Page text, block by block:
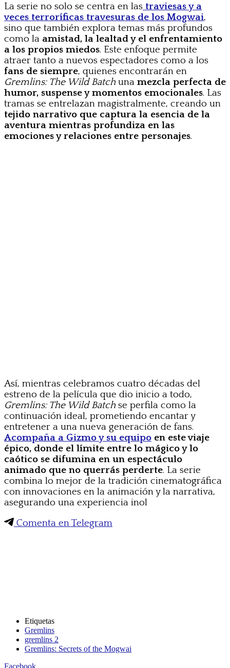
La serie no solo se centra en las traviesas y a
veces terroríficas travesuras de los Mogwai,
sino que también explora temas más profundos
como la amistad, la lealtad y el enfrentamiento
a los propios miedos. Este enfoque permite
atraer tanto a nuevos espectadores como a los
fans de siempre, quienes encontrarán en
Gremlins: The Wild Batchuna mezcla perfecta de
humor, suspense y momentos emocionales. Las
tramas se entrelazan magistralmente, creando un
tejido narrativo que captura la esencia de la
aventura mientras profundiza en las
emociones y relaciones entre personajes.
Así, mientras celebramos cuatro décadas del
estreno de la película que dio inicio a todo,
Gremlins: The Wild Batchse perfila como la
continuación ideal, prometiendo encantar y
entretener a una nueva generación de fans.
Acompaña a Gizmo y su equipo en este viaje
épico, donde el límite entre lo mágico y lo
caótico se difumina en un espectáculo
animado que no querrás perderte. La serie
combina lo mejor de la tradición cinematográfica
con innovaciones en la animación y la narrativa,
asegurando una experiencia inol
Comenta en Telegram
Etiquetas
Gremlins
gremlins 2
Gremlins: Secrets of the Mogwai
Facebook